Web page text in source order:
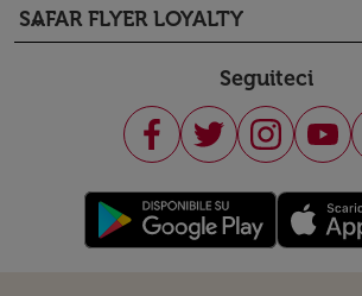
SAFAR FLYER LOYALTY
keyboard_arrow_down
Seguiteci